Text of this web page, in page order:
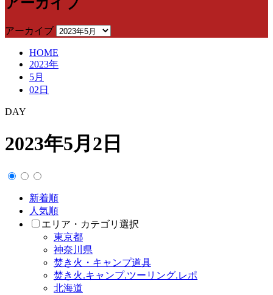
アーカイブ
アーカイブ
HOME
2023年
5月
02日
DAY
2023年5月2日
新着順
人気順
エリア・カテゴリ選択
東京都
神奈川県
焚き火・キャンプ道具
焚き火.キャンプ.ツーリング.レポ
北海道